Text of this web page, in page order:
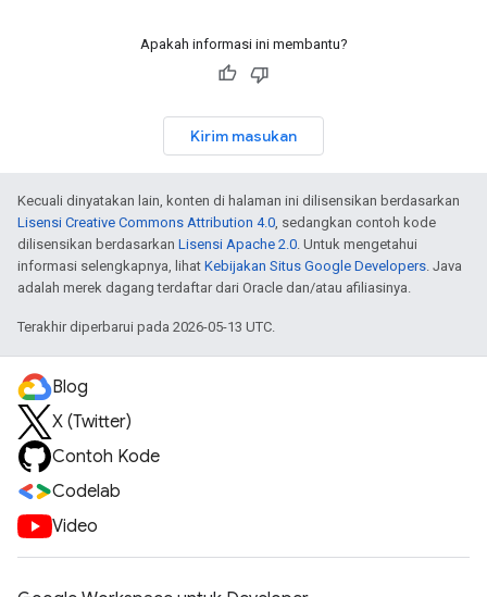
Apakah informasi ini membantu?
Kirim masukan
Kecuali dinyatakan lain, konten di halaman ini dilisensikan berdasarkan
Lisensi Creative Commons Attribution 4.0, sedangkan contoh kode
dilisensikan berdasarkan Lisensi Apache 2.0. Untuk mengetahui
informasi selengkapnya, lihat Kebijakan Situs Google Developers. Java
adalah merek dagang terdaftar dari Oracle dan/atau afiliasinya.
Terakhir diperbarui pada 2026-05-13 UTC.
Blog
X (Twitter)
Contoh Kode
Codelab
Video